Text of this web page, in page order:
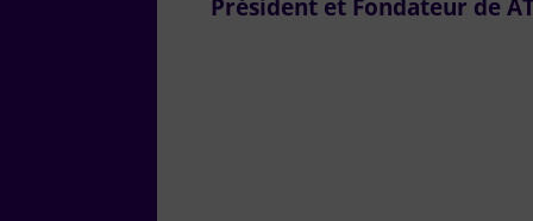
Président et Fondateur de